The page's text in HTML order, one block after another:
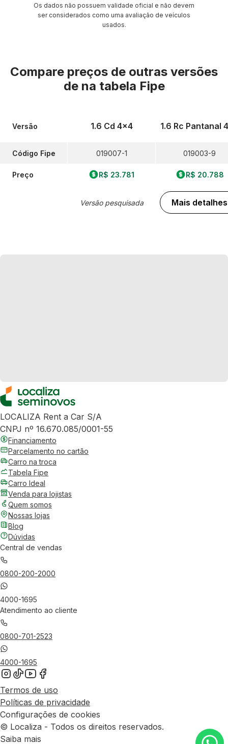
Os dados não possuem validade oficial e não devem
ser considerados como uma avaliação de veículos
usados.
Compare preços de outras versões
de na tabela Fipe
Versão
Código Fipe
Preço
1.6 Cd 4x4
019007-1
R$ 23.781
Versão pesquisada
1.6 Rc Pantanal
019003-9
R$ 20.788
Mais detalhes
LOCALIZA Rent a Car S/A
CNPJ nº 16.670.085/0001-55
Financiamento
Parcelamento no cartão
Carro na troca
Tabela Fipe
Carro Ideal
Venda para lojistas
Quem somos
Nossas lojas
Blog
Dúvidas
Central de vendas
0800-200-2000
4000-1695
Atendimento ao cliente
0800-701-2523
4000-1695
Termos de uso
Políticas de privacidade
Configurações de cookies
© Localiza - Todos os direitos reservados.
Saiba mais